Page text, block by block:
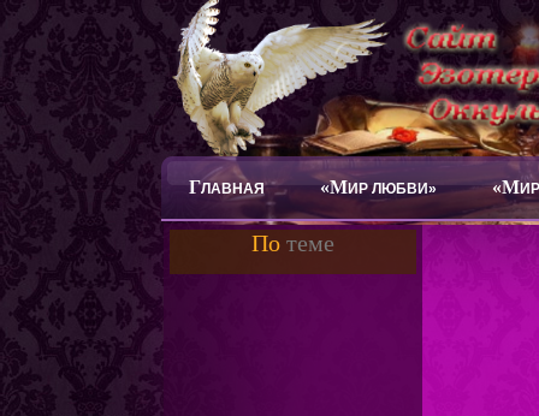
ГЛАВНАЯ «МИР ЛЮБВИ» «М
По теме